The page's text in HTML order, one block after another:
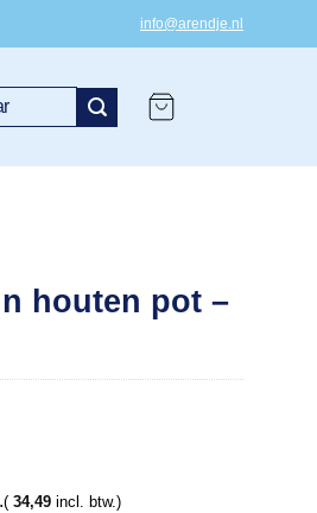
info@arendje.nl
houten pot –
( 34,49 incl. btw.)